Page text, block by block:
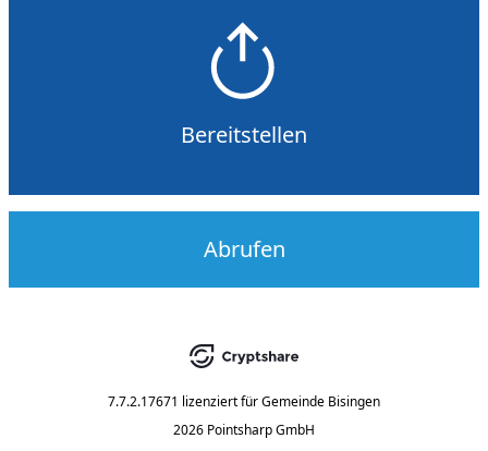
Bereitstellen
Abrufen
7.7.2.17671 lizenziert fürGemeinde Bisingen
2026 Pointsharp GmbH